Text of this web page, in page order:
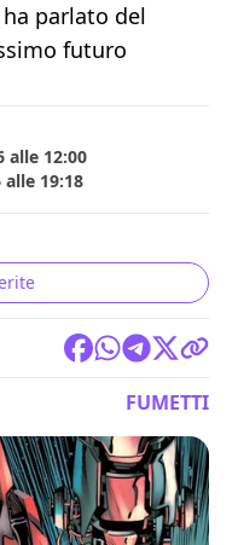
parlato del
futuro
alle 12:00
19:18
FUMETTI